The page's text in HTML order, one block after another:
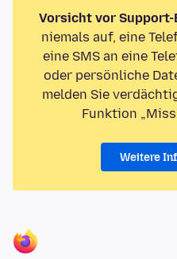
Vorsicht vor Support-
niemals auf, eine
eine SMS an eine
oder persönliche
melden Sie
Funktion
Weitere